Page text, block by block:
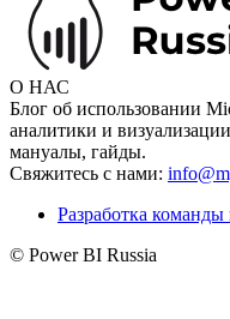
О НАС
Блог об использовании
аналитики и
мануалы, гайды.
Свяжитесь с нами:
Разработка команды
© Power BI Russia